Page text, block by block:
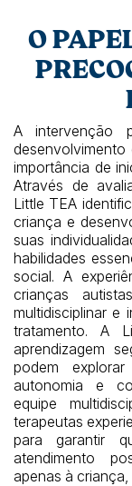
O
A intervenção
importância de
Através de
Little TEA
criança e
suas
habilidades
social. A
crianças
multidisciplinar e
tratamento. A
aprendizagem
podem
autonomia e
equipe
terapeutas
para garantir
atendimento
apenas à